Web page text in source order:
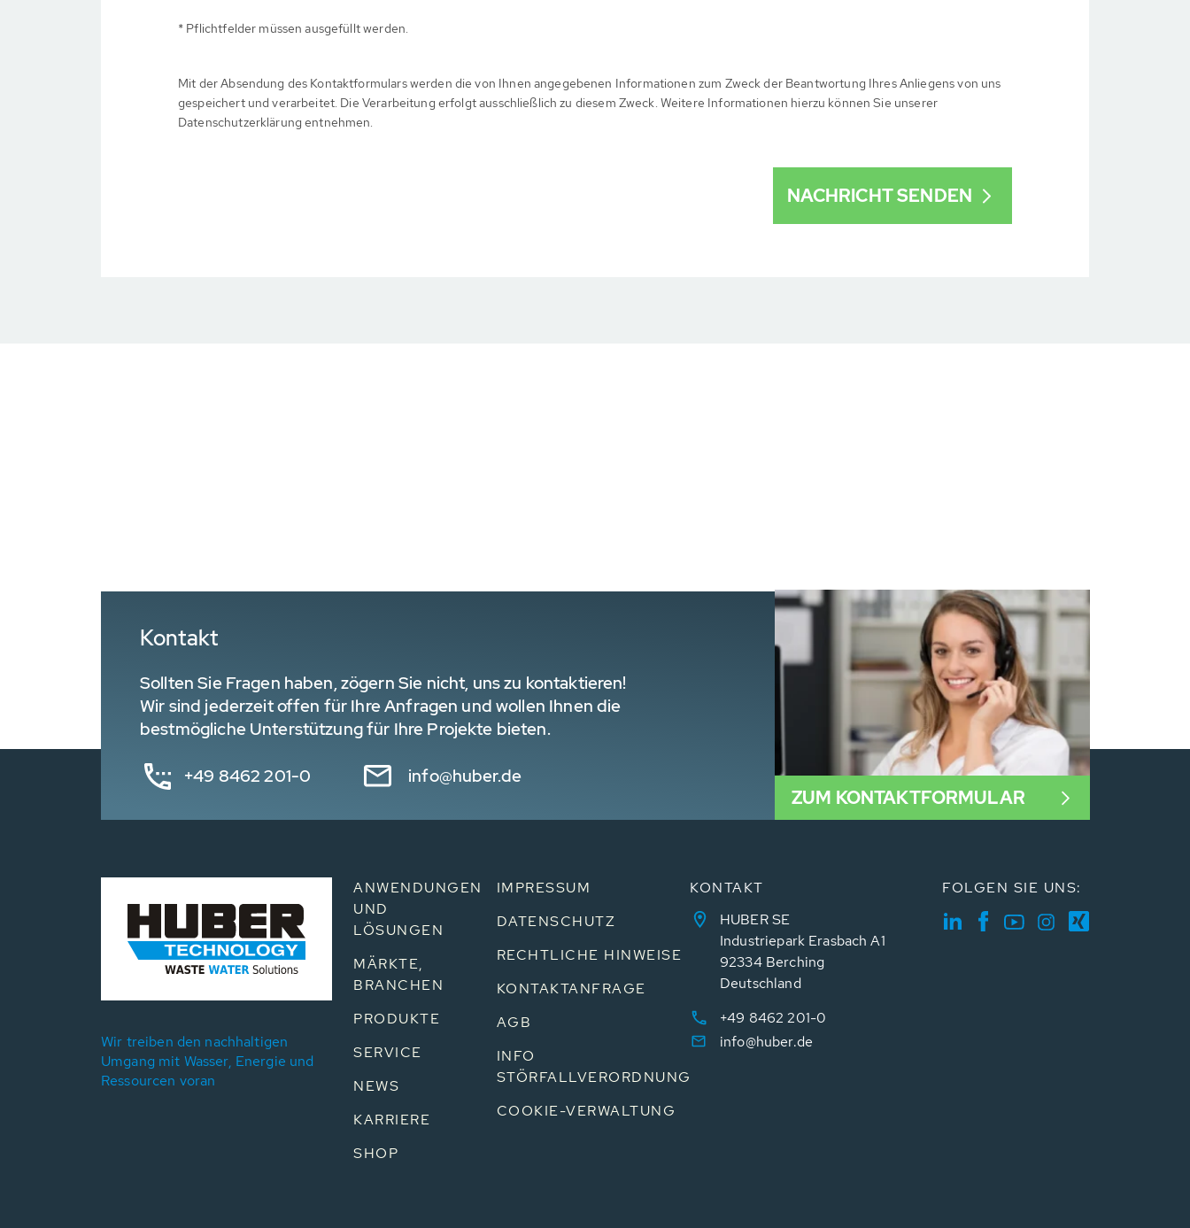
* Pflichtfelder müssen ausgefüllt werden.
Mit der Absendung des Kontaktformulars werden die von Ihnen angegebenen Informationen zum Zweck der Beantwortung Ihres Anliegens von uns
gespeichert und verarbeitet. Die Verarbeitung erfolgt ausschließlich zu diesem Zweck. Weitere Informationen hierzu können Sie unserer
Datenschutzerklärung entnehmen.
Kontakt
Sollten Sie Fragen haben, zögern Sie nicht, uns zu kontaktieren!
Wir sind jederzeit offen für Ihre Anfragen und wollen Ihnen die
bestmögliche Unterstützung für Ihre Projekte bieten.
+49 8462 201-0 info@huber.de
ZUM KONTAKTFORMULAR
Wir treiben den nachhaltigen
Umgang mit Wasser, Energie und
Ressourcen voran
ANWENDUNGEN
UND
LÖSUNGEN
MÄRKTE,
BRANCHEN
PRODUKTE
SERVICE
NEWS
KARRIERE
SHOP
IMPRESSUM
DATENSCHUTZ
RECHTLICHE HINWEISE
KONTAKTANFRAGE
AGB
INFO
STÖRFALLVERORDNUNG
COOKIE-VERWALTUNG
KONTAKT
HUBER SE
Industriepark Erasbach A1
92334 Berching
Deutschland
+49 8462 201-0
info@huber.de
FOLGEN SIE UNS: